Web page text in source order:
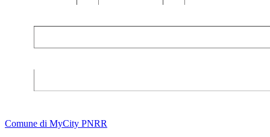
Comune di MyCity PNRR